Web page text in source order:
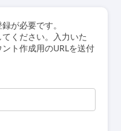
が必要です。
ください。入力いた
ト作成用のURLを送付